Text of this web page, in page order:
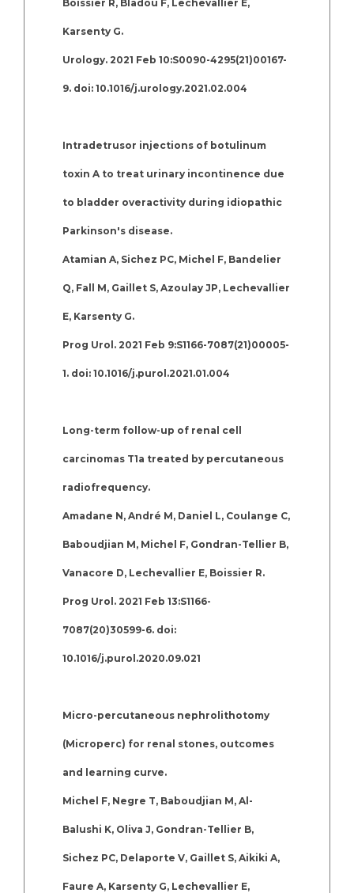
Boissier R, Bladou F, Lechevallier E,
Karsenty G.
Urology. 2021 Feb 10:S0090-4295(21)00167-
9. doi: 10.1016/j.urology.2021.02.004
Intradetrusor injections of botulinum
toxin A to treat urinary incontinence due
to bladder overactivity during idiopathic
Parkinson's disease.
Atamian A, Sichez PC, Michel F, Bandelier
Q, Fall M, Gaillet S, Azoulay JP, Lechevallier
E, Karsenty G.
Prog Urol. 2021 Feb 9:S1166-7087(21)00005-
1. doi: 10.1016/j.purol.2021.01.004
Long-term follow-up of renal cell
carcinomas T1a treated by percutaneous
radiofrequency.
Amadane N, André M, Daniel L, Coulange C,
Baboudjian M, Michel F, Gondran-Tellier B,
Vanacore D, Lechevallier E, Boissier R.
Prog Urol. 2021 Feb 13:S1166-
7087(20)30599-6. doi:
10.1016/j.purol.2020.09.021
Micro-percutaneous nephrolithotomy
(Microperc) for renal stones, outcomes
and learning curve.
Michel F, Negre T, Baboudjian M, Al-
Balushi K, Oliva J, Gondran-Tellier B,
Sichez PC, Delaporte V, Gaillet S, Aikiki A,
Faure A, Karsenty G, Lechevallier E,